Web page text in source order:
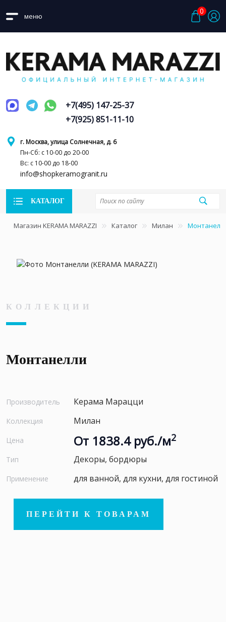
меню
0
г. Москва, улица Солнечная, д. 6
Пн-Сб: с 10-00 до 20-00
Вс: с 10-00 до 18-00
info@shopkeramogranit.ru
+7(495) 147-25-37
+7(925) 851-11-10
КАТАЛОГ
Магазин KERAMA MARAZZI Каталог Милан
КОЛЛЕКЦИИ
Монтанелли
Производитель Керама Марацци
Коллекция Милан
Цена От 1838.4 руб./м2
Тип Декоры, бордюры
Применение для ванной, для кухни, для гостиной
ПЕРЕЙТИ К ТОВАРАМ